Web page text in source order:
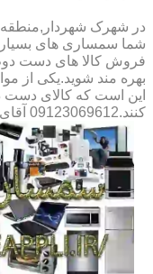
در شهرک
شما سمساری های
فروش کالا های دست دوم
بهره مند شوید.یکی از
این است که کالای دست
کنند.09123069612 آقای میثم افسری